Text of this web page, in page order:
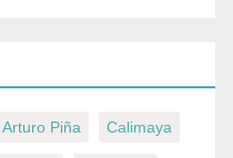
Arturo Piña Calimaya